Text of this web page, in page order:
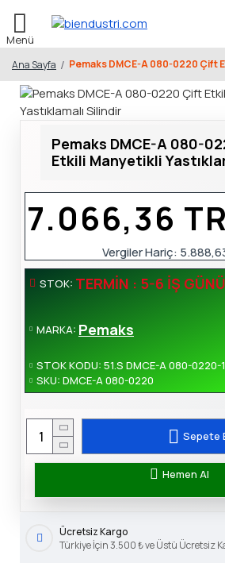
Ana Sayfa Pemaks DMCE-A 080-0220 Çift
Pemaks DMCE-A 080-
Etkili Manyetikli
STOK: TERMIN : 5-6 İŞ GÜNÜ
MARKA: Pemaks
STOK KODU: 51.S DMCE-A 080-0220-
SKU: DMCE-A 080-0220
7.066,36
Vergiler Hariç:
Sepete
Hemen Al
Ücretsiz Kargo
Türkiye İçin 3.500 ₺ ve Üstü Ücretsiz